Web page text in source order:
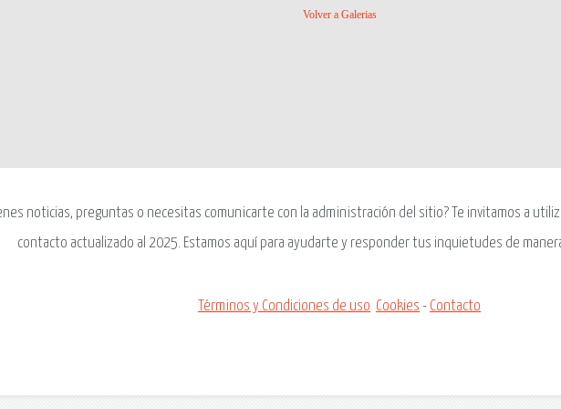
Volver a Galerias
noticias, preguntas o necesitas comunicarte con la administración del sitio? Te invitamos a
contacto actualizado al 2025. Estamos aquí para ayudarte y responder tus inquietudes de
Términos y Condiciones de uso Cookies - Contacto